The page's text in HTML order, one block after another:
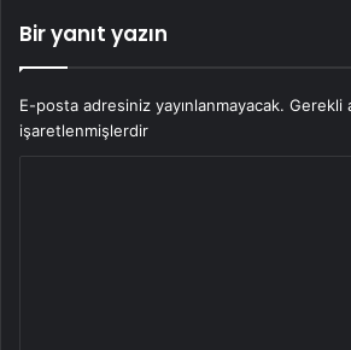
Bir yanıt yazın
E-posta adresiniz yayınlanmayacak. Gerekli
işaretlenmişlerdir